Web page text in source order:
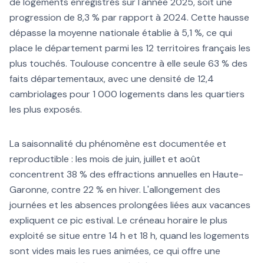
progression de 8,3 % par rapport à 2024. Cette hausse
dépasse la moyenne nationale établie à 5,1 %, ce qui
place le département parmi les 12 territoires français les
plus touchés. Toulouse concentre à elle seule 63 % des
faits départementaux, avec une densité de 12,4
cambriolages pour 1 000 logements dans les quartiers
les plus exposés.
La saisonnalité du phénomène est documentée et
reproductible : les mois de juin, juillet et août
concentrent 38 % des effractions annuelles en Haute-
Garonne, contre 22 % en hiver. L'allongement des
journées et les absences prolongées liées aux vacances
expliquent ce pic estival. Le créneau horaire le plus
exploité se situe entre 14 h et 18 h, quand les logements
sont vides mais les rues animées, ce qui offre une